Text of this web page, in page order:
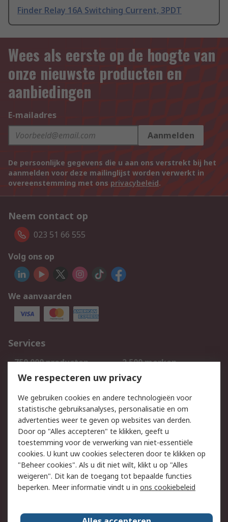
Finder Relay 16A Switching Current, 3PDT
Wees als eerste op de hoogte van
onze nieuwste producten en
aanbiedingen
E-mailadres
Aanmelden
De persoonlijke gegevens die u aan ons verstrekt bij het
aanmelden voor deze mailinglijst worden verwerkt in
overeenstemming met ons privacybeleid.
Neem contact op
023 51 66 555
Volg ons op
We aanvaarden
Services
750.000 producten
2.500 merken
Bestellen
Inkoopoplossingen
Track & Trace
Wettelijk
Cookiebeleid
Email veiligheid
Privacybeleid
Websitevoorwaarden
Algemene
verkoopvoorwaarden
Over RS
We respecteren uw privacy
We gebruiken cookies en andere technologieën voor
statistische gebruiksanalyses, personalisatie en om
advertenties weer te geven op websites van derden.
Door op "Alles accepteren" te klikken, geeft u
toestemming voor de verwerking van niet-essentiële
cookies. U kunt uw cookies selecteren door te klikken op
"Beheer cookies". Als u dit niet wilt, klikt u op "Alles
weigeren". Dit kan de toegang tot bepaalde functies
beperken. Meer informatie vindt u in ons cookiebeleid